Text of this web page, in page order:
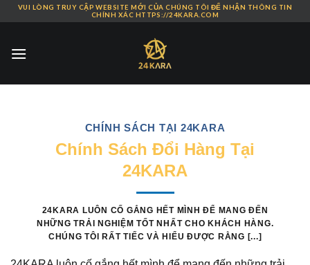
Skip
content
VUI LÒNG TRUY CẬP WEBSITE MỚI CỦA CHÚNG TÔI ĐỂ NHẬN THÔNG TIN
CHÍNH XÁC HTTPS://24KARA.COM
CHÍNH SÁCH TẠI 24KARA
Chính Sách Đổi Hàng Tại
24KARA
24KARA LUÔN CỐ GẮNG HẾT MÌNH ĐỂ MANG ĐẾN
NHỮNG TRẢI NGHIỆM TỐT NHẤT CHO KHÁCH HÀNG.
CHÚNG TÔI RẤT TIẾC VÀ HIỂU ĐƯỢC RẰNG [...]